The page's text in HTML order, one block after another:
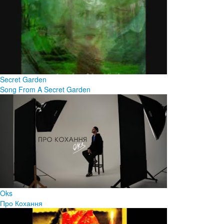
Secret Garden
Song From A Secret Garden
Oks
Про Кохання